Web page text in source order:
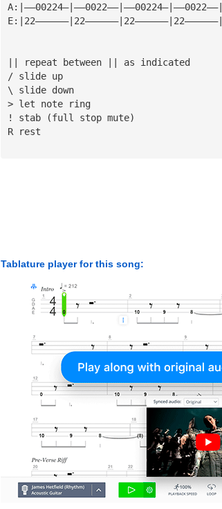
A:|——00224—|——0022——|——00224—|——0022——|
E:|22——————|22——————|22——————|22——————|
Tablature player for this song: